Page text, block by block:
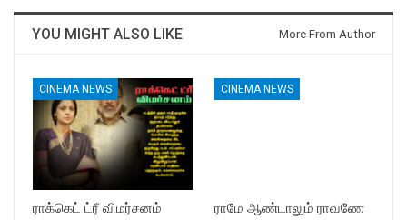
YOU MIGHT ALSO LIKE More From Author
CINEMA NEWS
ராக்கெட் ட்ரீ விமர்சனம்
CINEMA NEWS
ராமே ஆண்டாலும் ராவணே